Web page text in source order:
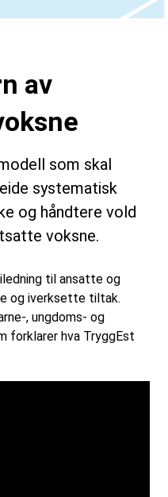
av
som skal
systematisk
og håndtere vold
voksne.
til ansatte og
og iverksette tiltak.
, ungdoms- og
forklarer hva TryggEst